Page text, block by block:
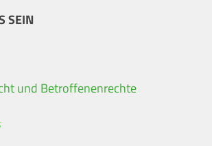
SEIN
und Betroffenenrechte
gekennzeichneten Felder sind